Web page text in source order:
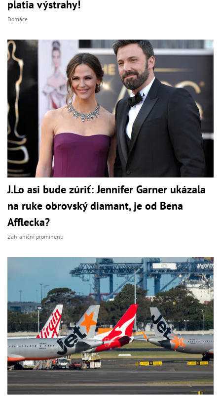
platia výstrahy!
Domáce
J.Lo asi bude zúriť: Jennifer Garner ukázala
na ruke obrovský diamant, je od Bena
Afflecka?
Zahraniční prominenti